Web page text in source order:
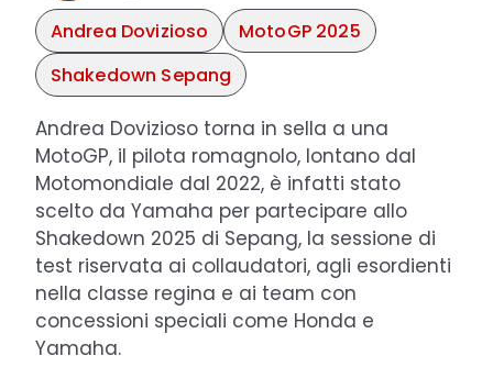
Andrea Dovizioso
MotoGP 2025
Shakedown Sepang
Andrea Dovizioso torna in sella a una
MotoGP, il pilota romagnolo, lontano dal
Motomondiale dal 2022, è infatti stato
scelto da Yamaha per partecipare allo
Shakedown 2025 di Sepang, la sessione di
test riservata ai collaudatori, agli esordienti
nella classe regina e ai team con
concessioni speciali come Honda e
Yamaha.